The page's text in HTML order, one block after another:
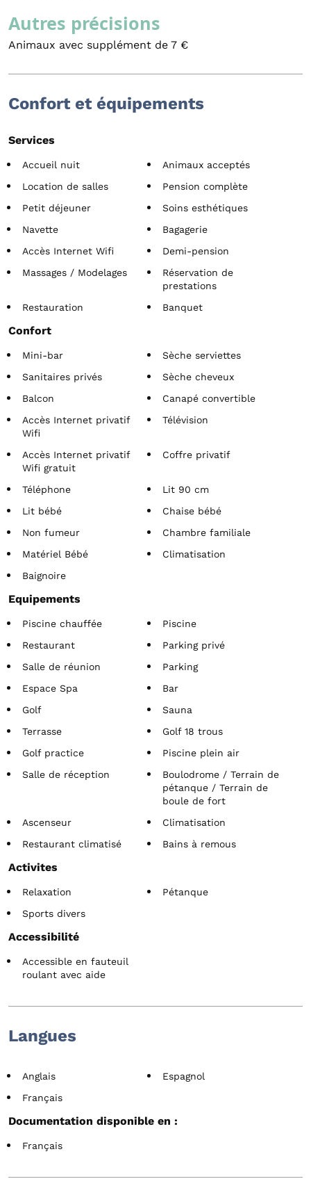
Autres précisions
Animaux avec supplément de 7 €
Confort et équipements
Services
Accueil nuit
Animaux acceptés
Location de salles
Pension complète
Petit déjeuner
Soins esthétiques
Navette
Bagagerie
Accès Internet Wifi
Demi-pension
Massages / Modelages
Réservation de
prestations
Restauration
Banquet
Confort
Mini-bar
Sèche serviettes
Sanitaires privés
Sèche cheveux
Balcon
Canapé convertible
Accès Internet privatif
Wifi
Télévision
Accès Internet privatif
Wifi gratuit
Coffre privatif
Téléphone
Lit 90 cm
Lit bébé
Chaise bébé
Non fumeur
Chambre familiale
Matériel Bébé
Climatisation
Baignoire
Equipements
Piscine chauffée
Piscine
Restaurant
Parking privé
Salle de réunion
Parking
Espace Spa
Bar
Golf
Sauna
Terrasse
Golf 18 trous
Golf practice
Piscine plein air
Salle de réception
Boulodrome / Terrain de
pétanque / Terrain de
boule de fort
Ascenseur
Climatisation
Restaurant climatisé
Bains à remous
Activites
Relaxation
Pétanque
Sports divers
Accessibilité
Accessible en fauteuil
roulant avec aide
Langues
Anglais
Espagnol
Français
Documentation disponible en :
Français